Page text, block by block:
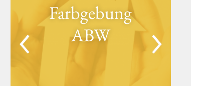
Farbgebung
ABW